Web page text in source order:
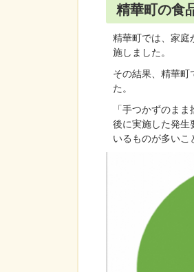
精華町の食
精華町では、家庭
施しました。
その結果、精華町
た。
「手つかずのま
後に実施した発生
いるものが多いこ